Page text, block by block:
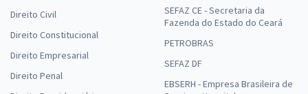
Direito Civil
Direito Constitucional
Direito Empresarial
Direito Penal
SEFAZ CE - Secretaria da
Fazenda do Estado do Ceará
PETROBRAS
SEFAZ DF
EBSERH - Empresa Brasileira de